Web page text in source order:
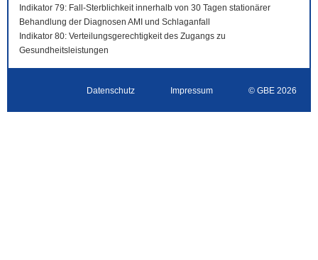
Indikator 79: Fall-Sterblichkeit innerhalb von 30 Tagen stationärer
Behandlung der Diagnosen AMI und Schlaganfall
Indikator 80: Verteilungsgerechtigkeit des Zugangs zu
Gesundheitsleistungen
Datenschutz Impressum © GBE 2026